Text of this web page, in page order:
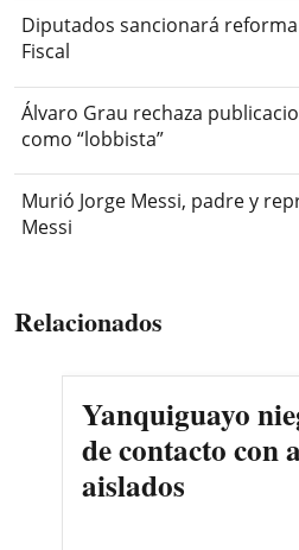
Diputados sancionará
Fiscal
Álvaro Grau rechaza
como “lobbista”
Murió Jorge Messi, padre y
Messi
Relacionados
Yanquiguayo
de contacto con
aislados